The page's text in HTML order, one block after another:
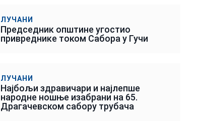
ЛУЧАНИ
Председник општине угостио
привреднике током Сабора у Гучи
ЛУЧАНИ
Најбољи здравичари и најлепше
народне ношње изабрани на 65.
Драгачевском сабору трубача